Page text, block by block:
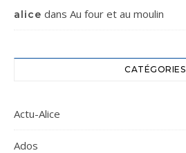
alice dans Au four et au moulin
CATÉGORIES
Actu-Alice
Ados